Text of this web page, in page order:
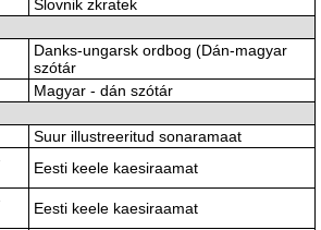
Slovnik zkratek
Danks-ungarsk ordbog (Dán-magyar
szótár
Magyar - dán szótár
Suur illustreeritud sonaramaat
Eesti keele kaesiraamat
Eesti keele kaesiraamat